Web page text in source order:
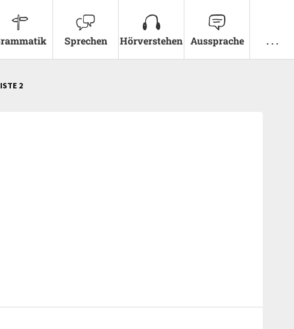
Sprechen Hörverstehen Aussprache . . .
2